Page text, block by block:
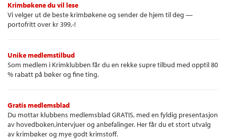
Krimbøkene du vil lese
Vi velger ut de beste krimbøkene og sender de hjem til deg —
portofritt over kr 399,-!
Unike medlemstilbud
Som medlem i Krimklubben får du en rekke supre tilbud med opptil 80
% rabatt på bøker og fine ting.
Gratis medlemsblad
Du mottar klubbens medlemsblad GRATIS, med en fyldig presentasjon
av hovedboken,intervjuer og anbefalinger. Her får du et stort utvalg
av krimbøker og mye godt krimstoff.